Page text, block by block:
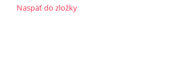
Naspäť do zložky